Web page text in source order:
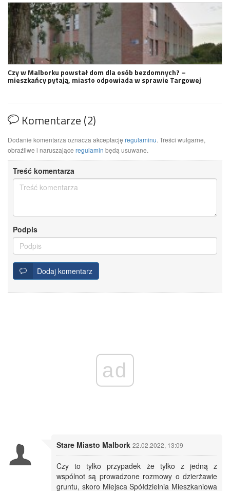
Czy w Malborku powstał dom dla osób bezdomnych? –
mieszkańcy pytają, miasto odpowiada w sprawie Targowej
Komentarze (2)
Dodanie komentarza oznacza akceptację regulaminu. Treści wulgarne,
obraźliwe i naruszające regulamin będą usuwane.
Treść komentarza
Podpis
Dodaj komentarz
ad
Stare Miasto Malbork 22.02.2022, 13:09
Czy to tylko przypadek że tylko z jedną z
wspólnot są prowadzone rozmowy o dzierżawie
gruntu, skoro Miejsca Spółdzielnia Mieszkaniowa